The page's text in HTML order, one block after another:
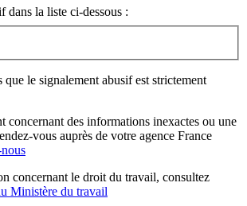
dans la liste ci-dessous :
le signalement abusif est strictement
concernant des informations inexactes ou une
vous auprès de votre agence France
concernant le droit du travail, consultez
Ministère du travail